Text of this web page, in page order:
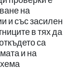
на
и със засилен
в тях да
са
и на